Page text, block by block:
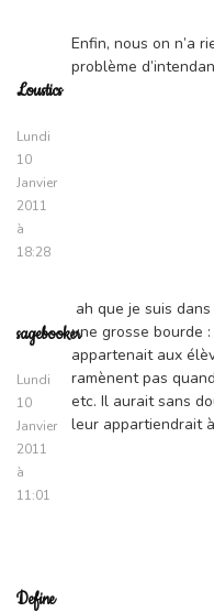
Loustics
Lundi
10
Janvier
2011
à
18:28
Enfin, nous on n’a
problème
sagebooker
Lundi
10
Janvier
2011
à
11:01
ah que je suis
une grosse bourde
appartenait aux
ramènent pas
etc. Il aurait sans
leur appartiendrait
Define